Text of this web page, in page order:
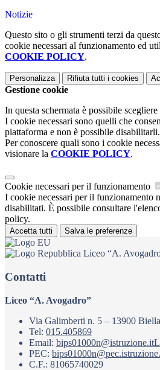
Notizie
Questo sito o gli strumenti terzi da
cookie necessari al funzionamento ed
COOKIE POLICY.
Personalizza Rifiuta tutti i cookies
Gestione cookie
In questa schermata è possibile
I cookie necessari sono quelli che
piattaforma e non è possibile disabilitarli.
Per conoscere quali sono i cookie
visionare la COOKIE POLICY.
Cookie necessari per il funzionamento
I cookie necessari per il funzionamento
disabilitati. È possibile consultare
policy.
Accetta tutti Salva le preferenze
Liceo “A.
Contatti
Liceo “A. Avogadro”
Via Galimberti n. 5 – 13900 Biella
Tel: 015.405869
Email: bips01000n@istruzione.it
PEC:
C.F.: 81065740029